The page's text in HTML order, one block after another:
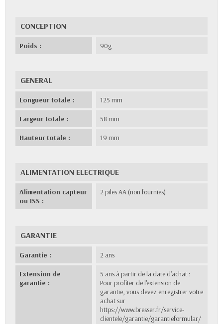
CONCEPTION
Poids : 90g
GENERAL
Longueur totale : 125 mm
Largeur totale : 58 mm
Hauteur totale : 19 mm
ALIMENTATION ELECTRIQUE
Alimentation capteur
ou ISS :
2 piles AA (non fournies)
GARANTIE
Garantie : 2 ans
Extension de
garantie :
5 ans à partir de la date d’achat :
Pour profiter de l'extension de
garantie, vous devez enregistrer votre
achat sur
https://www.bresser.fr/service-
clientele/garantie/garantieformular/